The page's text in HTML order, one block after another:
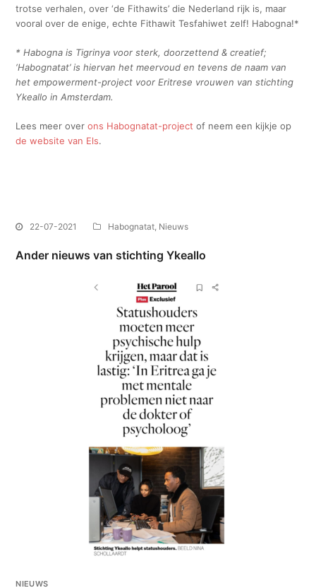
trotse verhalen, over ‘de Fithawits’ die Nederland rijk is, maar
vooral over de enige, echte Fithawit Tesfahiwet zelf! Habogna!*
* Habogna is Tigrinya voor sterk, doorzettend & creatief;
‘Habognatat’ is hiervan het meervoud en tevens de naam van
het empowerment-project voor Eritrese vrouwen van stichting
Ykeallo in Amsterdam.
Lees meer overons Habognatat-project of neem een kijkje op
de website van Els.
22-07-2021 Habognatat Nieuws
Ander nieuws van stichting Ykeallo
NIEUWS